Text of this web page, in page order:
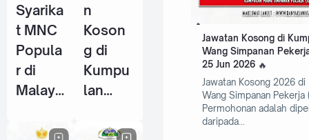
Syarika
t MNC
Popula
r di
Malays
Selalu
n
Koson
g di
Kumpu
lan
Simpan
Jawatan Kosong di
Wang Simpanan
25 Jun 2026
Jawatan Kosong 2026 di
Wang Simpanan Pekerja
Permohonan adalah
daripada…